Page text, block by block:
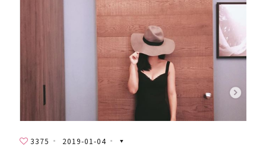
3375 2019-01-04